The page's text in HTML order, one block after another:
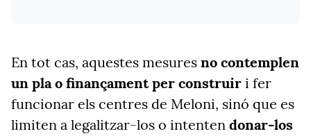
En tot cas, aquestes mesures no contemplen
un pla o finançament per construir i fer
funcionar els centres de Meloni, sinó que es
limiten a legalitzar-los o intenten donar-los